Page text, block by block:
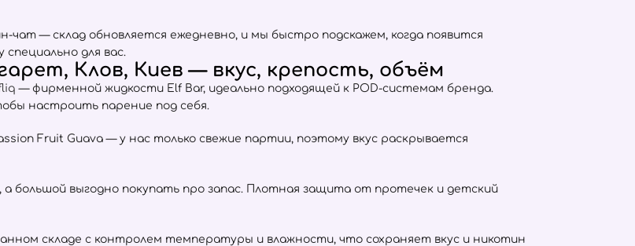
— склад обновляется ежедневно, и мы быстро подскажем, когда появится
для вас.
Клов, Киев — вкус, крепость, объём
— фирменной жидкости Elf Bar, идеально подходящей к POD-системам бренда.
настроить парение под себя.
Fruit Guava — у нас только свежие партии, поэтому вкус раскрывается
а большой выгодно покупать про запас. Плотная защита от протечек и детский
складе с контролем температуры и влажности, что сохраняет вкус и никотин